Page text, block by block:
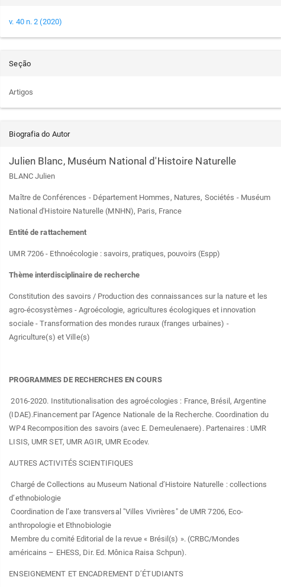
v. 40 n. 2 (2020)
Seção
Artigos
Biografia do Autor
Julien Blanc, Muséum National d'Histoire Naturelle
BLANC Julien
Maître de Conférences - Département Hommes, Natures, Sociétés - Muséum
National d'Histoire Naturelle (MNHN), Paris, France
Entité de rattachement
UMR 7206 - Ethnoécologie : savoirs, pratiques, pouvoirs (Espp)
Thème interdisciplinaire de recherche
Constitution des savoirs / Production des connaissances sur la nature et les
agro-écosystèmes - Agroécologie, agricultures écologiques et innovation
sociale - Transformation des mondes ruraux (franges urbaines) -
Agriculture(s) et Ville(s)
PROGRAMMES DE RECHERCHES EN COURS
2016-2020. Institutionalisation des agroécologies : France, Brésil, Argentine
(IDAE).Financement par l’Agence Nationale de la Recherche. Coordination du
WP4 Recomposition des savoirs (avec E. Demeulenaere). Partenaires : UMR
LISIS, UMR SET, UMR AGIR, UMR Ecodev.
AUTRES ACTIVITÉS SCIENTIFIQUES
Chargé de Collections au Museum National d’Histoire Naturelle : collections
d’ethnobiologie
Coordination de l’axe transversal "Villes Vivrières" de UMR 7206, Eco-
anthropologie et Ethnobiologie
Membre du comité Editorial de la revue « Brésil(s) ». (CRBC/Mondes
américains – EHESS, Dir. Ed. Mônica Raisa Schpun).
ENSEIGNEMENT ET ENCADREMENT D’ÉTUDIANTS